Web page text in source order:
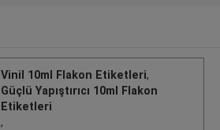
Vinil 10ml Flakon Etiketleri,
Güçlü Yapıştırıcı 10ml Flakon
Etiketleri
,